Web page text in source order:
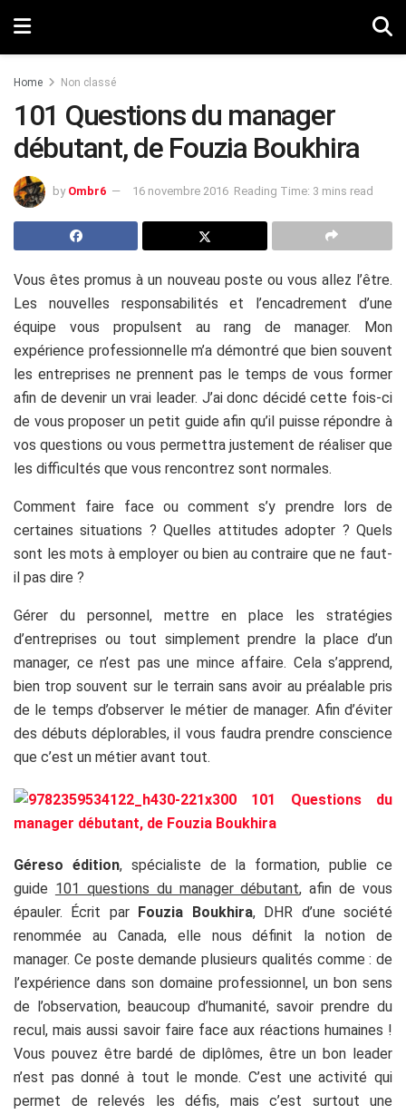
Home Non classé
101 Questions du manager
débutant, de Fouzia Boukhira
by Ombr6 16 novembre 2016 Reading Time: 3 mins read
Vous êtes promus à un nouveau poste ou vous allez l’être.
Les nouvelles responsabilités et l’encadrement d’une
équipe vous propulsent au rang de manager. Mon
expérience professionnelle m’a démontré que bien souvent
les entreprises ne prennent pas le temps de vous former
afin de devenir un vrai leader. J’ai donc décidé cette fois-ci
de vous proposer un petit guide afin qu’il puisse répondre à
vos questions ou vous permettra justement de réaliser que
les difficultés que vous rencontrez sont normales.
Comment faire face ou comment s’y prendre lors de
certaines situations ? Quelles attitudes adopter ? Quels
sont les mots à employer ou bien au contraire que ne faut-
il pas dire ?
Gérer du personnel, mettre en place les stratégies
d’entreprises ou tout simplement prendre la place d’un
manager, ce n’est pas une mince affaire. Cela s’apprend,
bien trop souvent sur le terrain sans avoir au préalable pris
de le temps d’observer le métier de manager. Afin d’éviter
des débuts déplorables, il vous faudra prendre conscience
que c’est un métier avant tout.
Géreso édition, spécialiste de la formation, publie ce
guide 101 questions du manager débutant, afin de vous
épauler. Écrit par Fouzia Boukhira, DHR d’une société
renommée au Canada, elle nous définit la notion de
manager. Ce poste demande plusieurs qualités comme : de
l’expérience dans son domaine professionnel, un bon sens
de l’observation, beaucoup d’humanité, savoir prendre du
recul, mais aussi savoir faire face aux réactions humaines !
Vous pouvez être bardé de diplômes, être un bon leader
n’est pas donné à tout le monde. C’est une activité qui
permet de relevés les défis, mais c’est surtout une